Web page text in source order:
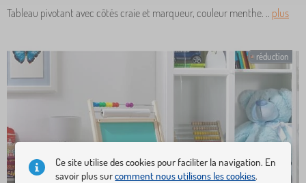
Tableau pivotant avec côtés craie et marqueur, couleur menthe. .. plus
réduction
Ce site utilise des cookies pour faciliter la navigation. En
savoir plus surcomment nous utilisons les cookies.